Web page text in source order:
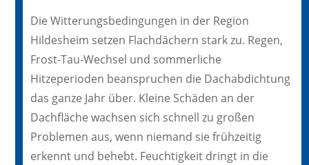
Die Witterungsbedingungen in der Region
Hildesheim setzen Flachdächern stark zu. Regen,
Frost-Tau-Wechsel und sommerliche
Hitzeperioden beanspruchen die Dachabdichtung
das ganze Jahr über. Kleine Schäden an der
Dachfläche wachsen sich schnell zu großen
Problemen aus, wenn niemand sie frühzeitig
erkennt und behebt. Feuchtigkeit dringt in die